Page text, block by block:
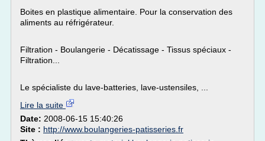
Boites en plastique alimentaire. Pour la conservation des
aliments au réfrigérateur.
Filtration - Boulangerie - Décatissage - Tissus spéciaux -
Filtration...
Le spécialiste du lave-batteries, lave-ustensiles, ...
Lire la suite
Date: 2008-06-15 15:40:26
Site : http://www.boulangeries-patisseries.fr